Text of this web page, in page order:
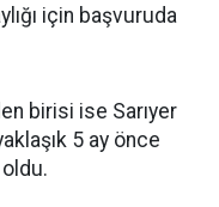
için başvuruda
birisi ise Sarıyer
5 ay önce